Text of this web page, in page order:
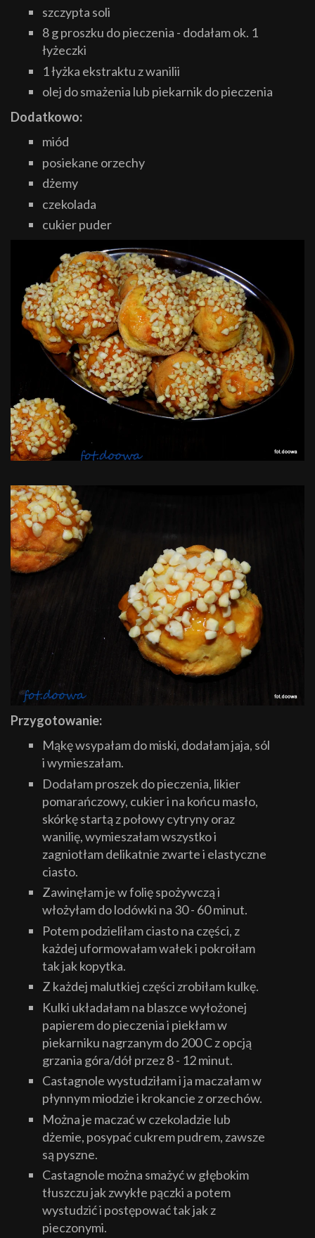
szczypta soli
8 g proszku do pieczenia - dodałam ok. 1
łyżeczki
1 łyżka ekstraktu z wanilii
olej do smażenia lub piekarnik do pieczenia
Dodatkowo:
miód
posiekane orzechy
dżemy
czekolada
cukier puder
Przygotowanie:
Mąkę wsypałam do miski, dodałam jaja, sól
i wymieszałam.
Dodałam proszek do pieczenia, likier
pomarańczowy, cukier i na końcu masło,
skórkę startą z połowy cytryny oraz
wanilię, wymieszałam wszystko i
zagniotłam delikatnie zwarte i elastyczne
ciasto.
Zawinęłam je w folię spożywczą i
włożyłam do lodówki na 30 - 60 minut.
Potem podzieliłam ciasto na części, z
każdej uformowałam wałek i pokroiłam
tak jak kopytka.
Z każdej malutkiej części zrobiłam kulkę.
Kulki układałam na blaszce wyłożonej
papierem do pieczenia i piekłam w
piekarniku nagrzanym do 200 C z opcją
grzania góra/dół przez 8 - 12 minut.
Castagnole wystudziłam i ja maczałam w
płynnym miodzie i krokancie z orzechów.
Można je maczać w czekoladzie lub
dżemie, posypać cukrem pudrem, zawsze
są pyszne.
Castagnole można smażyć w głębokim
tłuszczu jak zwykłe pączki a potem
wystudzić i postępować tak jak z
pieczonymi.